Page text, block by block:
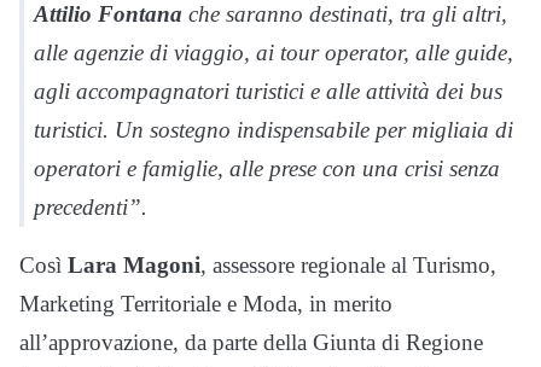
Attilio Fontana che saranno destinati, tra gli altri,
alle agenzie di viaggio, ai tour operator, alle guide,
agli accompagnatori turistici e alle attività dei bus
turistici. Un sostegno indispensabile per migliaia di
operatori e famiglie, alle prese con una crisi senza
precedenti”.
Così Lara Magoni, assessore regionale al Turismo,
Marketing Territoriale e Moda, in merito
all’approvazione, da parte della Giunta di Regione